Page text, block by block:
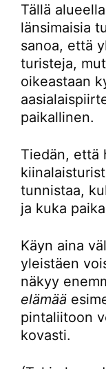
Tällä
länsimaisia
sanoa, että
turisteja,
oikeastaan
paikallinen.
Tiedän, että
tunnistaa,
ja kuka
Käyn aina
yleistäen
näkyy
elämää
pintaliitoon
kovasti.